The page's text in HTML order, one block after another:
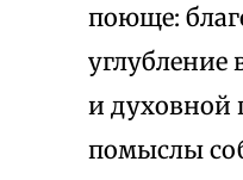
поюще:
углубление
и духовной
помыслы